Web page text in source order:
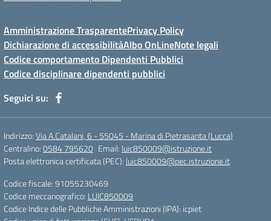
Amministrazione TrasparentePrivacy Policy
Dichiarazione di accessibilitàAlbo OnLineNote legali
Codice comportamento Dipendenti Pubblici
Codice disciplinare dipendenti pubblici
Seguici su:
Indirizzo:Via A.Catalani, 6 - 55045 - Marina di Pietrasanta (Lucca)
Centralino:0584 795620 Email: luic850009@istruzione.it
Posta elettronica certificata (PEC): luic850009@pec.istruzione.it
Codice fiscale: 91055230469
Codice meccanografico: LUIC850009
Codice Indice delle Pubbliche Amministrazioni (IPA): icpiet